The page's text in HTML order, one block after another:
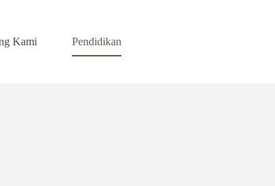
Kami Pendidikan